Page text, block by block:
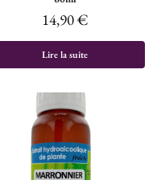
14,90€
Lire la suite